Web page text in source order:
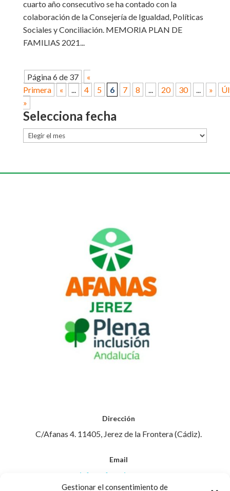
Gestionar el consentimiento de
cuarto año consecutivo se ha contado con la
colaboración de la Consejería de Igualdad, Políticas
Sociales y Conciliación. MEMORIA PLAN DE
FAMILIAS 2021...
Página 6 de 37
«
Primera
« ... 4 5 6 7 8 ... 20 30 ... »
»
Selecciona fecha
Selecciona
Dirección
C/Afanas 4. 11405, Jerez de la Frontera (Cádiz).
Email
info@afanasjerez.com